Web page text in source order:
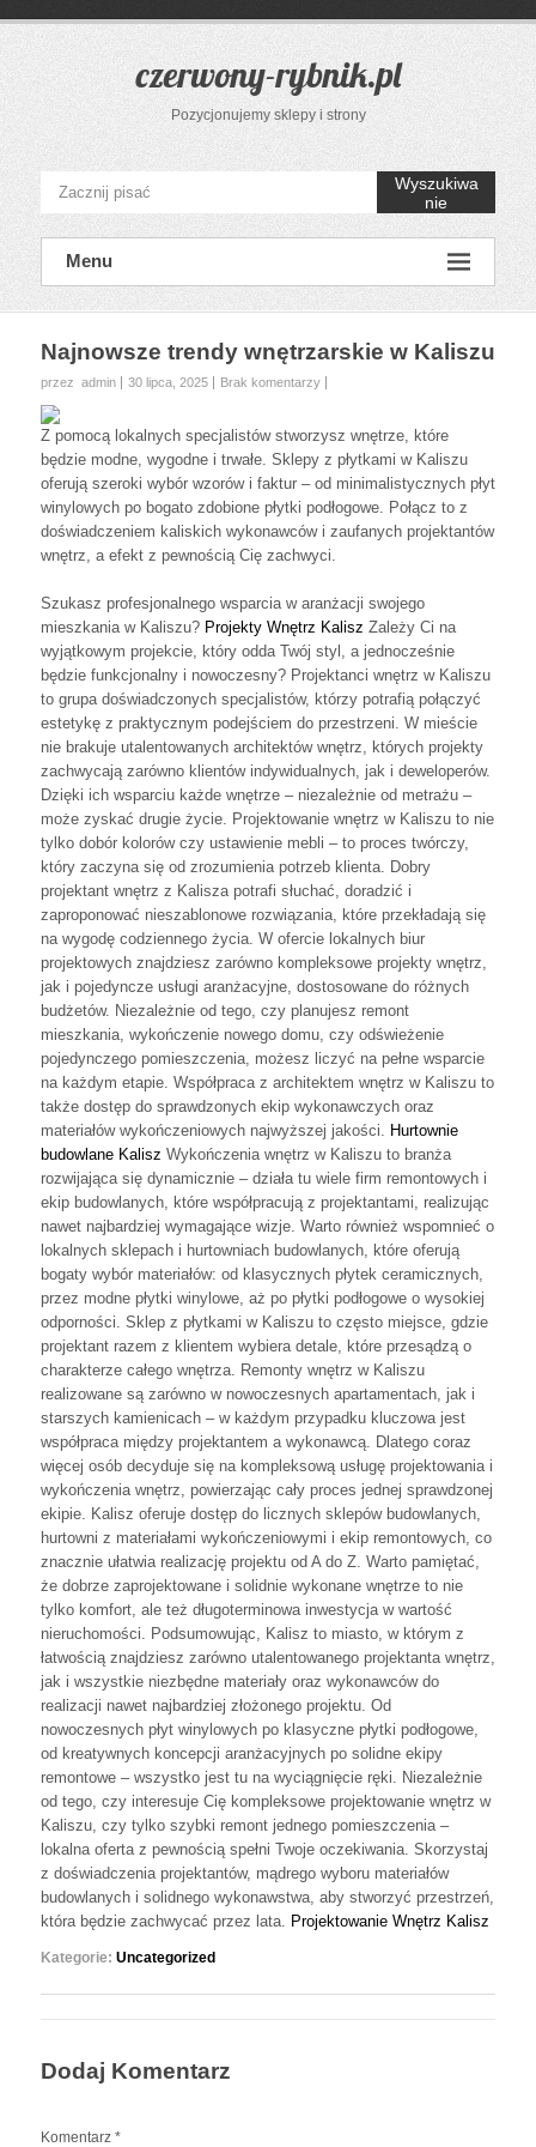
czerwony-rybnik.pl
Pozycjonujemy sklepy i strony
Wyszukiwa
nie
Menu
Najnowsze trendy wnętrzarskie w Kaliszu
przez admin 30 lipca, 2025 Brak komentarzy
Z pomocą lokalnych specjalistów stworzysz wnętrze, które
będzie modne, wygodne i trwałe. Sklepy z płytkami w Kaliszu
oferują szeroki wybór wzorów i faktur – od minimalistycznych płyt
winylowych po bogato zdobione płytki podłogowe. Połącz to z
doświadczeniem kaliskich wykonawców i zaufanych projektantów
wnętrz, a efekt z pewnością Cię zachwyci.
Szukasz profesjonalnego wsparcia w aranżacji swojego
mieszkania w Kaliszu? Projekty Wnętrz Kalisz Zależy Ci na
wyjątkowym projekcie, który odda Twój styl, a jednocześnie
będzie funkcjonalny i nowoczesny? Projektanci wnętrz w Kaliszu
to grupa doświadczonych specjalistów, którzy potrafią połączyć
estetykę z praktycznym podejściem do przestrzeni. W mieście
nie brakuje utalentowanych architektów wnętrz, których projekty
zachwycają zarówno klientów indywidualnych, jak i deweloperów.
Dzięki ich wsparciu każde wnętrze – niezależnie od metrażu –
może zyskać drugie życie. Projektowanie wnętrz w Kaliszu to nie
tylko dobór kolorów czy ustawienie mebli – to proces twórczy,
który zaczyna się od zrozumienia potrzeb klienta. Dobry
projektant wnętrz z Kalisza potrafi słuchać, doradzić i
zaproponować nieszablonowe rozwiązania, które przekładają się
na wygodę codziennego życia. W ofercie lokalnych biur
projektowych znajdziesz zarówno kompleksowe projekty wnętrz,
jak i pojedyncze usługi aranżacyjne, dostosowane do różnych
budżetów. Niezależnie od tego, czy planujesz remont
mieszkania, wykończenie nowego domu, czy odświeżenie
pojedynczego pomieszczenia, możesz liczyć na pełne wsparcie
na każdym etapie. Współpraca z architektem wnętrz w Kaliszu to
także dostęp do sprawdzonych ekip wykonawczych oraz
materiałów wykończeniowych najwyższej jakości. Hurtownie
budowlane Kalisz Wykończenia wnętrz w Kaliszu to branża
rozwijająca się dynamicznie – działa tu wiele firm remontowych i
ekip budowlanych, które współpracują z projektantami, realizując
nawet najbardziej wymagające wizje. Warto również wspomnieć o
lokalnych sklepach i hurtowniach budowlanych, które oferują
bogaty wybór materiałów: od klasycznych płytek ceramicznych,
przez modne płytki winylowe, aż po płytki podłogowe o wysokiej
odporności. Sklep z płytkami w Kaliszu to często miejsce, gdzie
projektant razem z klientem wybiera detale, które przesądzą o
charakterze całego wnętrza. Remonty wnętrz w Kaliszu
realizowane są zarówno w nowoczesnych apartamentach, jak i
starszych kamienicach – w każdym przypadku kluczowa jest
współpraca między projektantem a wykonawcą. Dlatego coraz
więcej osób decyduje się na kompleksową usługę projektowania i
wykończenia wnętrz, powierzając cały proces jednej sprawdzonej
ekipie. Kalisz oferuje dostęp do licznych sklepów budowlanych,
hurtowni z materiałami wykończeniowymi i ekip remontowych, co
znacznie ułatwia realizację projektu od A do Z. Warto pamiętać,
że dobrze zaprojektowane i solidnie wykonane wnętrze to nie
tylko komfort, ale też długoterminowa inwestycja w wartość
nieruchomości. Podsumowując, Kalisz to miasto, w którym z
łatwością znajdziesz zarówno utalentowanego projektanta wnętrz,
jak i wszystkie niezbędne materiały oraz wykonawców do
realizacji nawet najbardziej złożonego projektu. Od
nowoczesnych płyt winylowych po klasyczne płytki podłogowe,
od kreatywnych koncepcji aranżacyjnych po solidne ekipy
remontowe – wszystko jest tu na wyciągnięcie ręki. Niezależnie
od tego, czy interesuje Cię kompleksowe projektowanie wnętrz w
Kaliszu, czy tylko szybki remont jednego pomieszczenia –
lokalna oferta z pewnością spełni Twoje oczekiwania. Skorzystaj
z doświadczenia projektantów, mądrego wyboru materiałów
budowlanych i solidnego wykonawstwa, aby stworzyć przestrzeń,
która będzie zachwycać przez lata. Projektowanie Wnętrz Kalisz
Kategorie: Uncategorized
Dodaj Komentarz
Komentarz *